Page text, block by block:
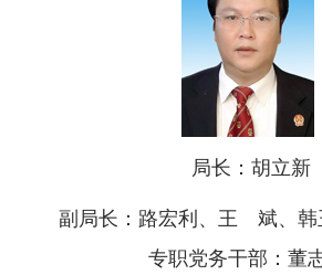
局长：胡
副局长： 路宏利、王 斌、韩
专职党务干部：董